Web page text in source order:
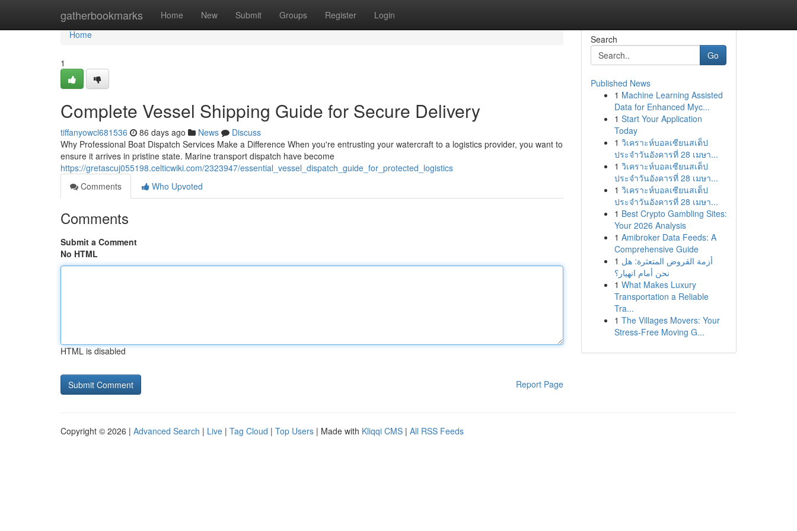
gatherbookmarks Home New Submit Groups Register Login
Home
Home
1
Complete Vessel Shipping Guide for Secure Delivery
tiffanyowcl681536 86 days ago News
Discuss
Why Professional Boat Dispatch Services Make a Difference When you're entrusting your watercraft to a logistics provider, you want to
ensure it arrives in pristine state. Marine transport dispatch have become
https://gretascuj055198.celticwiki.com/2323947/essential_vessel_dispatch_guide_for_protected_logistics
Comments
Who Upvoted
Comments
Submit a Comment
No HTML
HTML is disabled
Report Page
Search
Go
Published News
1 Machine Learning Assisted
Data for Enhanced Myc...
1 Start Your Application
Today
1 วิเคราะห์บอลเซียนสเต็ป
ประจำวันอังคารที่ 28 เมษา...
1 วิเคราะห์บอลเซียนสเต็ป
ประจำวันอังคารที่ 28 เมษา...
1 วิเคราะห์บอลเซียนสเต็ป
ประจำวันอังคารที่ 28 เมษา...
1 Best Crypto Gambling Sites:
Your 2026 Analysis
1 Amibroker Data Feeds: A
Comprehensive Guide
1 أزمة القروض المتعثرة: هل
نحن أمام انهيار؟
1 What Makes Luxury
Transportation a Reliable
Tra...
1 The Villages Movers: Your
Stress-Free Moving G...
Copyright © 2026 | Advanced Search | Live | Tag Cloud | Top Users | Made with Kliqqi CMS | All RSS Feeds